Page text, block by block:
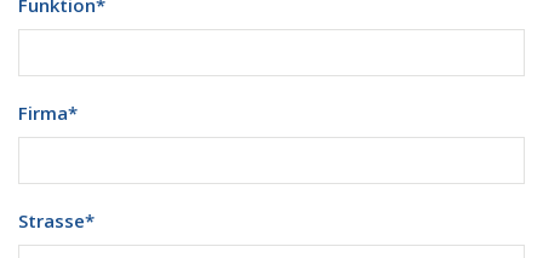
Funktion*
Firma*
Strasse*